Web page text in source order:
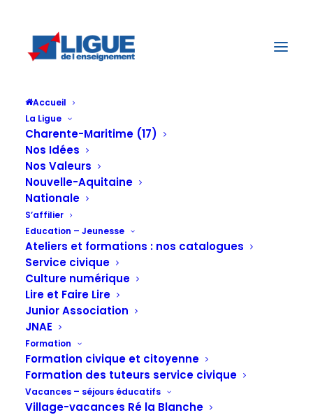
Accueil
La Ligue
Charente-Maritime (17)
Nos Idées
Nos Valeurs
Nouvelle-Aquitaine
Nationale
S’affilier
Education – Jeunesse
Ateliers et formations : nos catalogues
Service civique
Culture numérique
Lire et Faire Lire
Junior Association
JNAE
Formation
Formation civique et citoyenne
Formation des tuteurs service civique
Vacances – séjours éducatifs
Village-vacances Ré la Blanche
En route pour
2024...